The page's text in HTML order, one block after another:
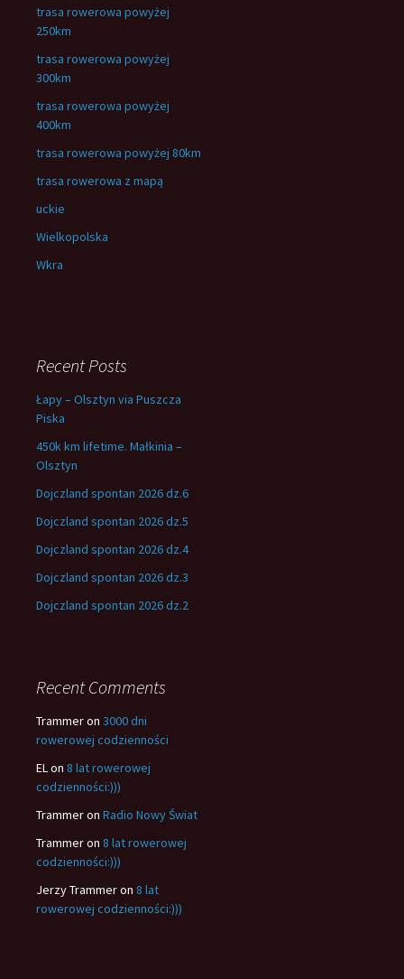
trasa rowerowa powyżej
250km
trasa rowerowa powyżej
300km
trasa rowerowa powyżej
400km
trasa rowerowa powyżej 80km
trasa rowerowa z mapą
uckie
Wielkopolska
Wkra
Recent Posts
Łapy – Olsztyn via Puszcza
Piska
450k km lifetime. Małkinia –
Olsztyn
Dojczland spontan 2026 dz.6
Dojczland spontan 2026 dz.5
Dojczland spontan 2026 dz.4
Dojczland spontan 2026 dz.3
Dojczland spontan 2026 dz.2
Recent Comments
Trammeron 3000 dni
rowerowej codzienności
ELon 8 lat rowerowej
codzienności:)))
Trammeron Radio Nowy Świat
Trammeron 8 lat rowerowej
codzienności:)))
Jerzy Trammeron 8 lat
rowerowej codzienności:)))